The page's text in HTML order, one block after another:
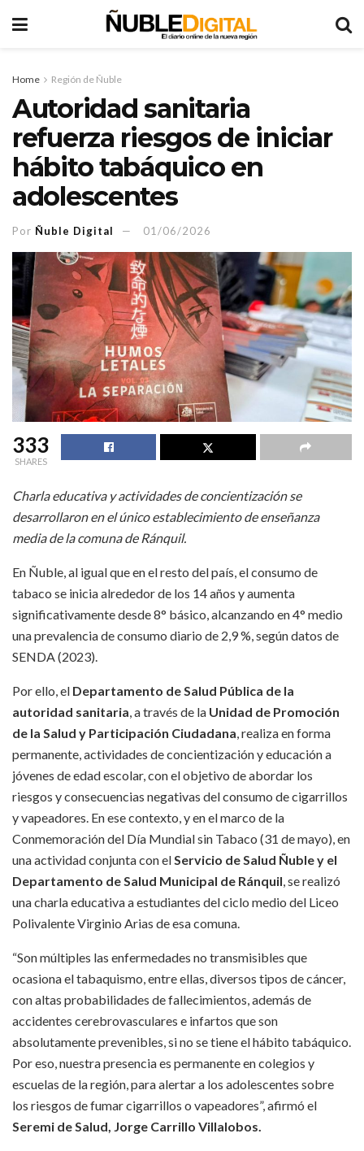
Home Región de Ñuble
Autoridad sanitaria
refuerza riesgos de iniciar
hábito tabáquico en
adolescentes
Por Ñuble Digital 01/06/2026
333
SHARES
Charla educativa y actividades de concientización se
desarrollaron en el único establecimiento de enseñanza
media de la comuna de Ránquil.
En Ñuble, al igual que en el resto del país, el consumo de
tabaco se inicia alrededor de los 14 años y aumenta
significativamente desde 8° básico, alcanzando en 4° medio
una prevalencia de consumo diario de 2,9 %, según datos de
SENDA (2023).
Por ello, el Departamento de Salud Pública de la
autoridad sanitaria , a través de la Unidad de Promoción
de la Salud y Participación Ciudadana , realiza en forma
permanente, actividades de concientización y educación a
jóvenes de edad escolar, con el objetivo de abordar los
riesgos y consecuencias negativas del consumo de cigarrillos
y vapeadores. En ese contexto, y en el marco de la
Conmemoración del Día Mundial sin Tabaco (31 de mayo), en
una actividad conjunta con el Servicio de Salud Ñuble y el
Departamento de Salud Municipal de Ránquil , se realizó
una charla educativa a estudiantes del ciclo medio del Liceo
Polivalente Virginio Arias de esa comuna.
“Son múltiples las enfermedades no transmisibles que
ocasiona el tabaquismo, entre ellas, diversos tipos de cáncer,
con altas probabilidades de fallecimientos, además de
accidentes cerebrovasculares e infartos que son
absolutamente prevenibles, si no se tiene el hábito tabáquico.
Por eso, nuestra presencia es permanente en colegios y
escuelas de la región, para alertar a los adolescentes sobre
los riesgos de fumar cigarrillos o vapeadores”, afirmó el
Seremi de Salud, Jorge Carrillo Villalobos.